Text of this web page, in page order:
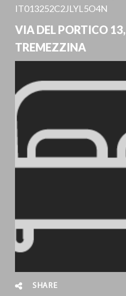
IT013252C2JLYL5O4N
VIA DEL PORTICO 13,
TREMEZZINA
SHARE